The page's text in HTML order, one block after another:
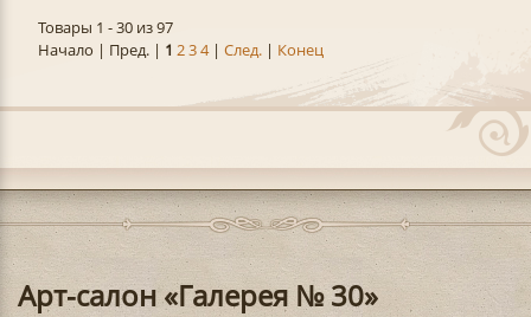
Товары 1 - 30 из 97
Начало | Пред. | 1 234| След. | Конец
Арт-салон «Галерея № 30»